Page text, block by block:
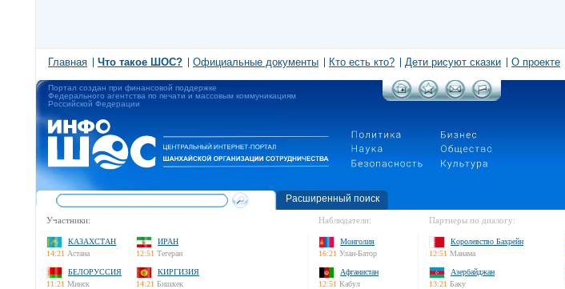
Главная Что такое ШОС? Официальные документы Кто есть кто? Дети рисуют сказки О проекте
Портал создан при финансовой поддержке
Федерального агентства по печати и массовым коммуникациям
Российской Федерации
Расширенный поиск
Участники:
КАЗАХСТАН
14:21 Астана
ИРАН
12:51 Тегеран
БЕЛОРУССИЯ
11:21 Минск
КИРГИЗИЯ
14:21 Бишкек
Наблюдатели:
Монголия
16:21 Улан-Батор
Афганистан
12:51 Кабул
Партнеры по диалогу:
Королевство Бахрейн
12:51 Манама
Азербайджан
13:21 Баку